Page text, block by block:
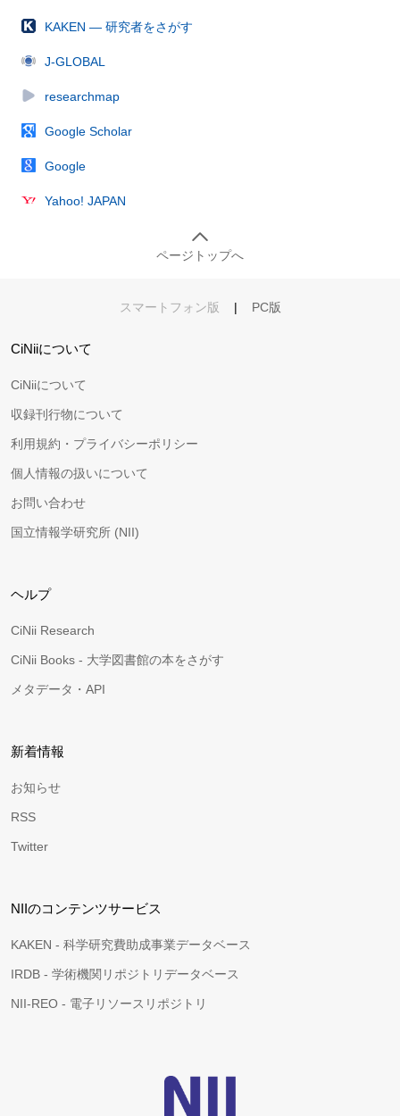
KAKEN — 研究者をさがす
J-GLOBAL
researchmap
Google Scholar
Google
Yahoo! JAPAN
ページトップへ
スマートフォン版 | PC版
CiNiiについて
CiNiiについて
収録刊行物について
利用規約・プライバシーポリシー
個人情報の扱いについて
お問い合わせ
国立情報学研究所 (NII)
ヘルプ
CiNii Research
CiNii Books - 大学図書館の本をさがす
メタデータ・API
新着情報
お知らせ
RSS
Twitter
NIIのコンテンツサービス
KAKEN - 科学研究費助成事業データベース
IRDB - 学術機関リポジトリデータベース
NII-REO - 電子リソースリポジトリ